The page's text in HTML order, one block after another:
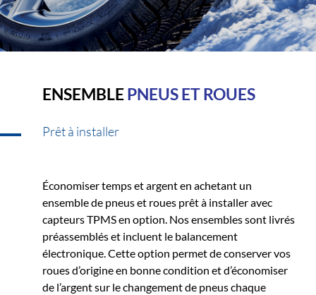
ENSEMBLEPNEUS ET ROUES
Prêt à installer
Économiser temps et argent en achetant un
ensemble de pneus et roues prêt à installer avec
capteurs TPMS en option. Nos ensembles sont livrés
préassemblés et incluent le balancement
électronique. Cette option permet de conserver vos
roues d’origine en bonne condition et d’économiser
de l’argent sur le changement de pneus chaque